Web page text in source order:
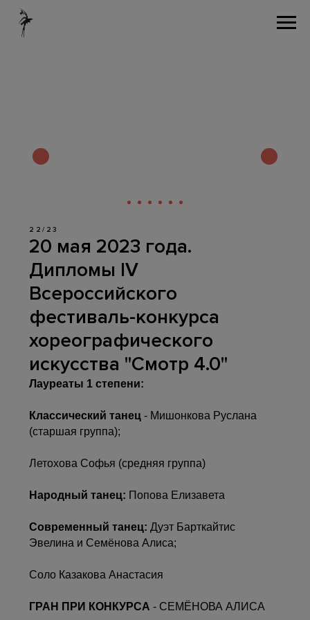
22/23
20 мая 2023 года.
Дипломы IV
Всероссийского
фестиваль-конкурса
хореографического
искусства "Смотр 4.0"
Лауреаты 1 степени:
Классический танец- Мишонкова Руслана
(старшая группа);
Летохова Софья (средняя группа)
Народный танец: Попова Елизавета
Современный танец:Дуэт Барткайтис
Эвелина и Семёнова Алиса;
Соло Казакова Анастасия
ГРАН ПРИ КОНКУРСА - СЕМЁНОВА АЛИСА